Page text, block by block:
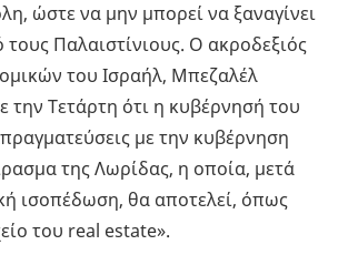
ώστε να μην μπορεί να ξαναγίνει
Παλαιστίνιους. Ο ακροδεξιός
του Ισραήλ, Μπεζαλέλ
την Τετάρτη ότι η κυβέρνησή του
με την κυβέρνηση
της Λωρίδας, η οποία, μετά
ισοπέδωση, θα αποτελεί, όπως
του real estate».